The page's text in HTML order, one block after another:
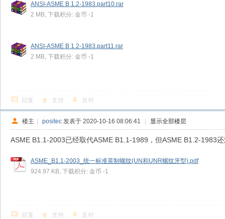
ANSI-ASME B 1.2-1983.part10.rar
2 MB, 下载积分: 金币 -1
ANSI-ASME B 1.2-1983.part11.rar
2 MB, 下载积分: 金币 -1
回复 支持 反对
楼主 | positec 发表于 2020-10-16 08:06:41 | 显示全部楼层
ASME B1.1-2003已经取代ASME B1.1-1989，但ASME B1.2-1983
ASME_B1.1-2003_统一标准英制螺纹(UN和UNR螺纹牙型).pdf
924.97 KB, 下载积分: 金币 -1
回复 支持 反对